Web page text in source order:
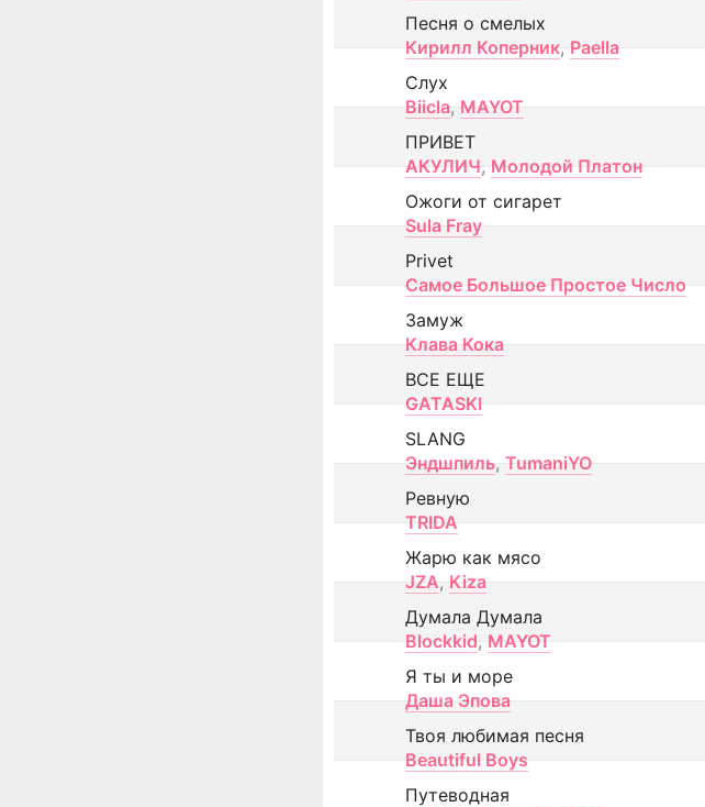
Песня о смелых
Кирилл Коперник, Paella
Слух
Biicla, MAYOT
ПРИВЕТ
АКУЛИЧ, Молодой Платон
Ожоги от сигарет
Sula Fray
Privet
Самое Большое Простое Число
Замуж
Клава Кока
ВСЕ ЕЩЕ
GATASKI
SLANG
Эндшпиль, TumaniYO
Ревную
TRIDA
Жарю как мясо
JZA, Kiza
Думала Думала
Blockkid, MAYOT
Я ты и море
Даша Эпова
Твоя любимая песня
Beautiful Boys
Путеводная